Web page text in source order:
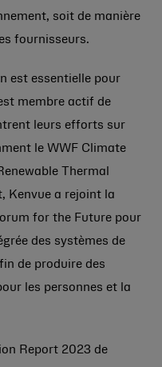
soit de manière
fournisseurs.
est essentielle pour
membre actif de
leurs efforts sur
le WWF Climate
Thermal
Kenvue a rejoint la
for the Future pour
des systèmes de
de produire des
les personnes et la
Report 2023 de